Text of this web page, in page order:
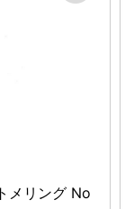
メリング No